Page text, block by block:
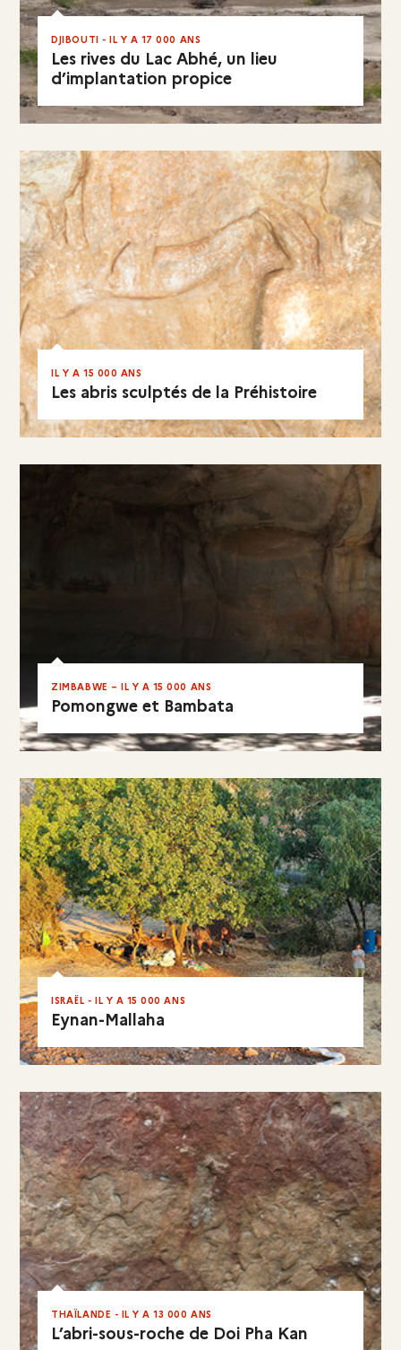
Les rives du Lac Abhé, un lieu
d’implantation propice
DJIBOUTI - IL Y A 17 000 ANS
EN RÉSUMÉ
Les abris sculptés de la Préhistoire
IL Y A 15 000 ANS
VISITER LE SITE
Pomongwe et Bambata
ZIMBABWE – IL Y A 15 000 ANS
EN RÉSUMÉ
Eynan-Mallaha
ISRAËL - IL Y A 15 000 ANS
EN RÉSUMÉ
L’abri-sous-roche de Doi Pha Kan
THAÏLANDE - IL Y A 13 000 ANS